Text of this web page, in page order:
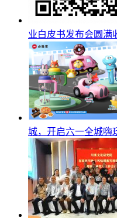
业白皮书发布会圆满
城，开启六一全城嗨